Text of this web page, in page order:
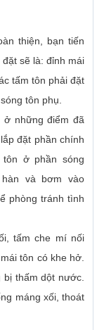
thiện, bạn tiến
sẽ là: đỉnh mái
tấm tôn phải đặt
tôn phụ.
ở những điểm đã
đặt phần chính
ở phần sóng
và bơm vào
phòng tránh tình
tấm che mí nối
tôn có khe hở.
thấm dột nước.
máng xối, thoát